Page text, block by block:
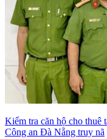
Kiểm tra căn hộ cho thuê
Công an Đà Nẵng truy nã